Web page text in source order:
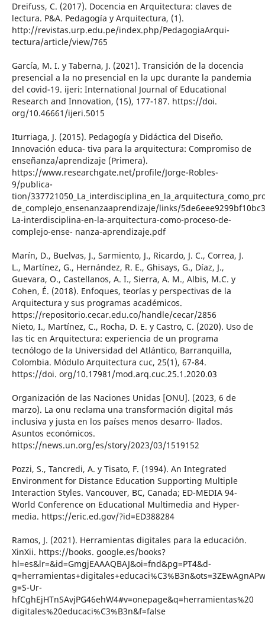
Dreifuss, C. (2017). Docencia en Arquitectura: claves de
lectura. P&A. Pedagogía y Arquitectura, (1).
http://revistas.urp.edu.pe/index.php/PedagogiaArqui-
tectura/article/view/765
García, M. I. y Taberna, J. (2021). Transición de la docencia
presencial a la no presencial en la upc durante la pandemia
del covid-19. ijeri: International Journal of Educational
Research and Innovation, (15), 177-187. https://doi.
org/10.46661/ijeri.5015
Iturriaga, J. (2015). Pedagogía y Didáctica del Diseño.
Innovación educa- tiva para la arquitectura: Compromiso de
enseñanza/aprendizaje (Primera).
https://www.researchgate.net/profile/Jorge-Robles-
9/publica-
tion/
de_complejo_ensenanzaaprendizaje/links/
La-interdisciplina-en-la-arquitectura-como-proceso-de-
complejo-ense- nanza-aprendizaje.pdf
Marín, D., Buelvas, J., Sarmiento, J., Ricardo, J. C., Correa, J.
L., Martínez, G., Hernández, R. E., Ghisays, G., Díaz, J.,
Guevara, O., Castellanos, A. I., Sierra, A. M., Albis, M.C. y
Cohen, É. (2018). Enfoques, teorías y perspectivas de la
Arquitectura y sus programas académicos.
https://repositorio.cecar.edu.co/handle/cecar/2856
Nieto, I., Martínez, C., Rocha, D. E. y Castro, C. (2020). Uso de
las tic en Arquitectura: experiencia de un programa
tecnólogo de la Universidad del Atlántico, Barranquilla,
Colombia. Módulo Arquitectura cuc, 25(1), 67-84.
https://doi. org/10.17981/mod.arq.cuc.25.1.2020.03
Organización de las Naciones Unidas [ONU]. (2023, 6 de
marzo). La onu reclama una transformación digital más
inclusiva y justa en los países menos desarro- llados.
Asuntos económicos.
https://news.un.org/es/story/2023/03/1519152
Pozzi, S., Tancredi, A. y Tisato, F. (1994). An Integrated
Environment for Distance Education Supporting Multiple
Interaction Styles. Vancouver, BC, Canada; ED-MEDIA 94-
World Conference on Educational Multimedia and Hyper-
media. https://eric.ed.gov/?id=ED388284
Ramos, J. (2021). Herramientas digitales para la educación.
XinXii. https://books. google.es/books?
hl=es&lr=&id=GmgjEAAAQBAJ&oi=fnd&pg=PT4&d-
g=S-Ur-
hfCghEjHTnSAvjPG46ehW4#v=onepage&q=herramientas%20
digitales%20educaci%C3%B3n&f=false